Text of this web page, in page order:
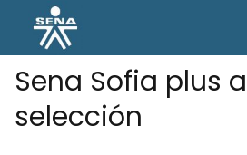
Sena Sofia plus
selección